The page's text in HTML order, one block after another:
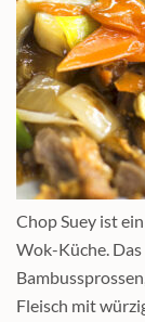
Chop Suey ist
Wok-Küche.
Fleisch mit